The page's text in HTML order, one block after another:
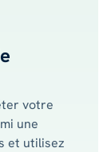
votre
une
et utilisez